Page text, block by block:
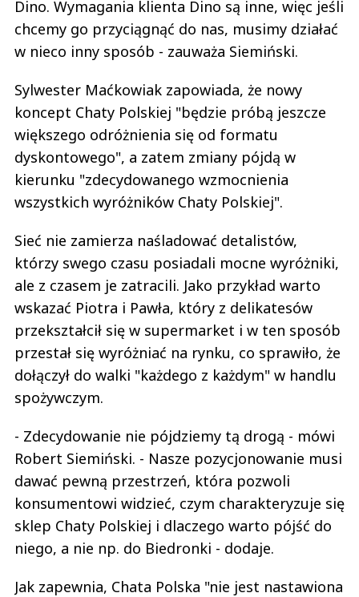
Dino. Wymagania klienta Dino są inne, więc jeśli
chcemy go przyciągnąć do nas, musimy działać
w nieco inny sposób - zauważa Siemiński.
Sylwester Maćkowiak zapowiada, że nowy
koncept Chaty Polskiej "będzie próbą jeszcze
większego odróżnienia się od formatu
dyskontowego", a zatem zmiany pójdą w
kierunku "zdecydowanego wzmocnienia
wszystkich wyróżników Chaty Polskiej".
Sieć nie zamierza naśladować detalistów,
którzy swego czasu posiadali mocne wyróżniki,
ale z czasem je zatracili. Jako przykład warto
wskazać Piotra i Pawła, który z delikatesów
przekształcił się w supermarket i w ten sposób
przestał się wyróżniać na rynku, co sprawiło, że
dołączył do walki "każdego z każdym" w handlu
spożywczym.
- Zdecydowanie nie pójdziemy tą drogą - mówi
Robert Siemiński. - Nasze pozycjonowanie musi
dawać pewną przestrzeń, która pozwoli
konsumentowi widzieć, czym charakteryzuje się
sklep Chaty Polskiej i dlaczego warto pójść do
niego, a nie np. do Biedronki - dodaje.
Jak zapewnia, Chata Polska "nie jest nastawiona